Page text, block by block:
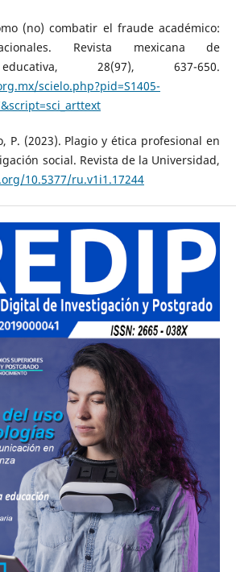
(no) combatir el fraude académico:
Revista mexicana de
28(97), 637-650.
scielo.php?pid=S1405-
P. (2023). Plagio y ética profesional en
social. Revista de la Universidad,
10.5377/ru.v1i1.17244